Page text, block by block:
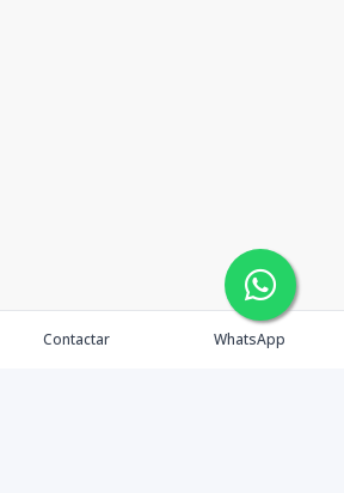
Contactar WhatsApp